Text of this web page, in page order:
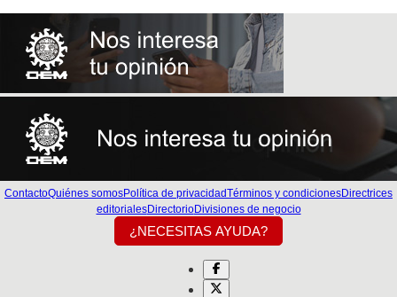
ContactoQuiénes somosPolítica de privacidadTérminos y condicionesDirectrices
editorialesDirectorioDivisiones de negocio
¿NECESITAS AYUDA?